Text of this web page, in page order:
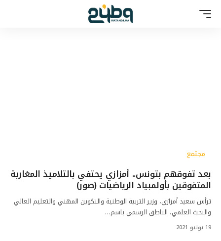
مجتمع
بعد تفوقهم بتونس.. أمزازي يحتفي بالتلاميذ المغاربة
المتفوقين بأولمبياد الرياضيات (صور)
ترأس سعيد أمزازي، وزير التربية الوطنية والتكوين المهني والتعليم العالي
والبحث العلمي، الناطق الرسمي باسم…
19 يونيو 2021